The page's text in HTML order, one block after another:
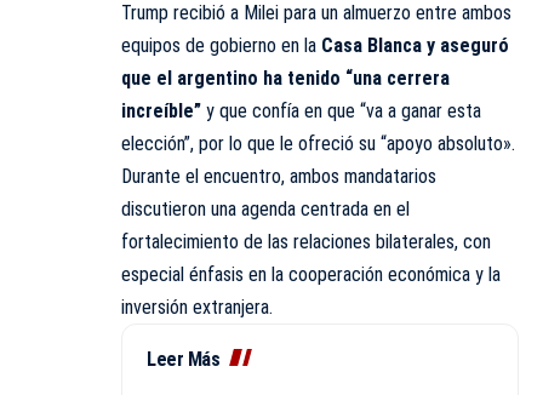
Trump recibió a Milei para un almuerzo entre ambos
equipos de gobierno en la Casa Blanca y aseguró
que el argentino ha tenido “una cerrera
increíble” y que confía en que “va a ganar esta
elección”, por lo que le ofreció su “apoyo absoluto».
Durante el encuentro, ambos mandatarios
discutieron una agenda centrada en el
fortalecimiento de las relaciones bilaterales, con
especial énfasis en la cooperación económica y la
inversión extranjera.
Leer Más